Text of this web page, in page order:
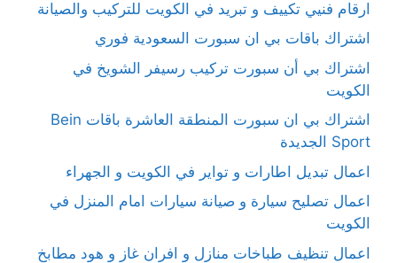
ارقام فنيي تكييف و تبريد في الكويت للتركيب والصيانة
اشتراك باقات بي ان سبورت السعودية فوري
اشتراك بي أن سبورت تركيب رسيفر الشويخ في
الكويت
اشتراك بي ان سبورت المنطقة العاشرة باقات Bein
Sport الجديدة
اعمال تبديل اطارات و تواير في الكويت و الجهراء
اعمال تصليح سيارة و صيانة سيارات امام المنزل في
الكويت
اعمال تنظيف طباخات منازل و افران غاز و هود مطابخ